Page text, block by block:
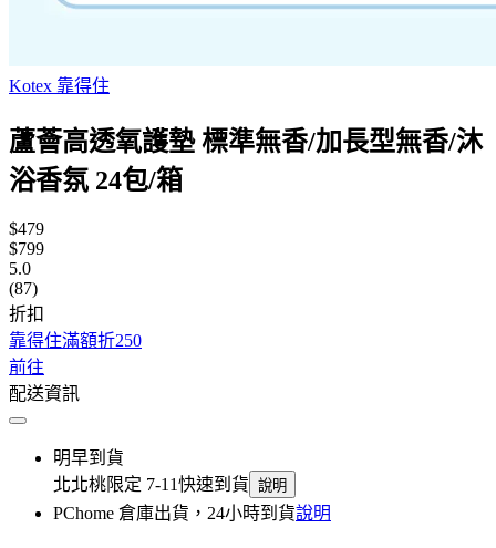
Kotex 靠得住
蘆薈高透氧護墊 標準無香/加長型無香/沐
浴香氛 24包/箱
$479
$799
5.0
(87)
折扣
靠得住滿額折250
前往
配送資訊
明早到貨
北北桃限定 7-11快速到貨 說明
PChome 倉庫出貨，24小時到貨說明